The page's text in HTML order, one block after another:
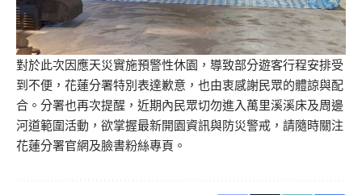
對於此次因應天災實施預警性休園，導致部分遊客行程安排受
到不便，花蓮分署特別表達歉意，也由衷感謝民眾的體諒與配
合。分署也再次提醒，近期內民眾切勿進入萬里溪溪床及周邊
河道範圍活動，欲掌握最新開園資訊與防災警戒，請隨時關注
花蓮分署官網及臉書粉絲專頁。